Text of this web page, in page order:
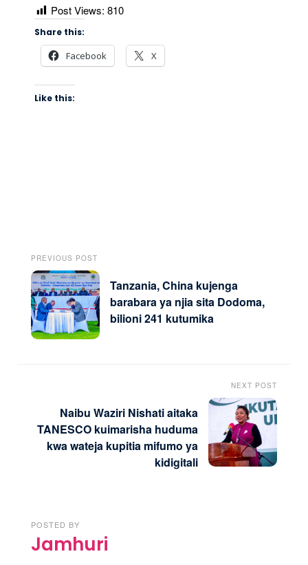
Post Views: 810
Share this:
Facebook X
Like this:
PREVIOUS POST
Tanzania, China kujenga
barabara ya njia sita Dodoma,
bilioni 241 kutumika
NEXT POST
Naibu Waziri Nishati aitaka
TANESCO kuimarisha huduma
kwa wateja kupitia mifumo ya
kidigitali
POSTED BY
Jamhuri